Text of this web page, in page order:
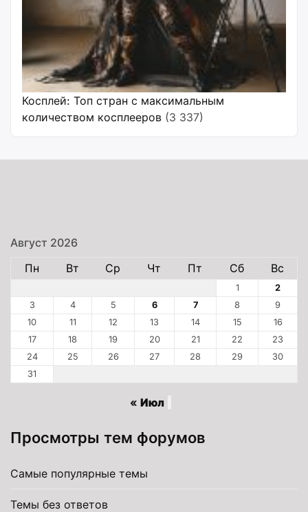
Косплей: Топ стран с максимальным
количеством косплееров (3 337)
Август 2026
Пн
Вт Ср Чт Пт Сб Вс
1
2
3
4 5 6 7 8
9
10
11 12 13 14 15
16
17
18 19 20 21 22
23
24
25 26 27 28 29
30
31
« Июл
Просмотры тем форумов
Самые популярные темы
Темы без ответов